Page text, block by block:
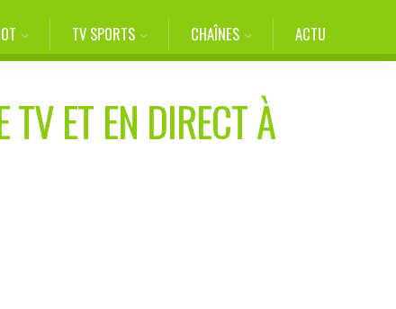
TV SPORTS CHAÎNES ACTU
ET EN DIRECT À